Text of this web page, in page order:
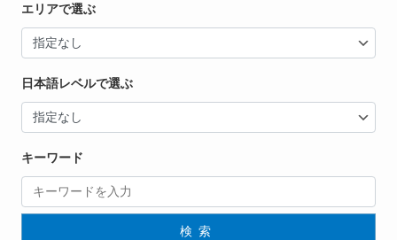
エリアで選ぶ
日本語レベルで選ぶ
キーワード
検索